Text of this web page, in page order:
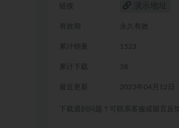
链接
有效期 永久有效
累计销量 1523
累计下载 38
最近更新 2023年04月12日
下载遇到问题？可联系客服或留言反馈